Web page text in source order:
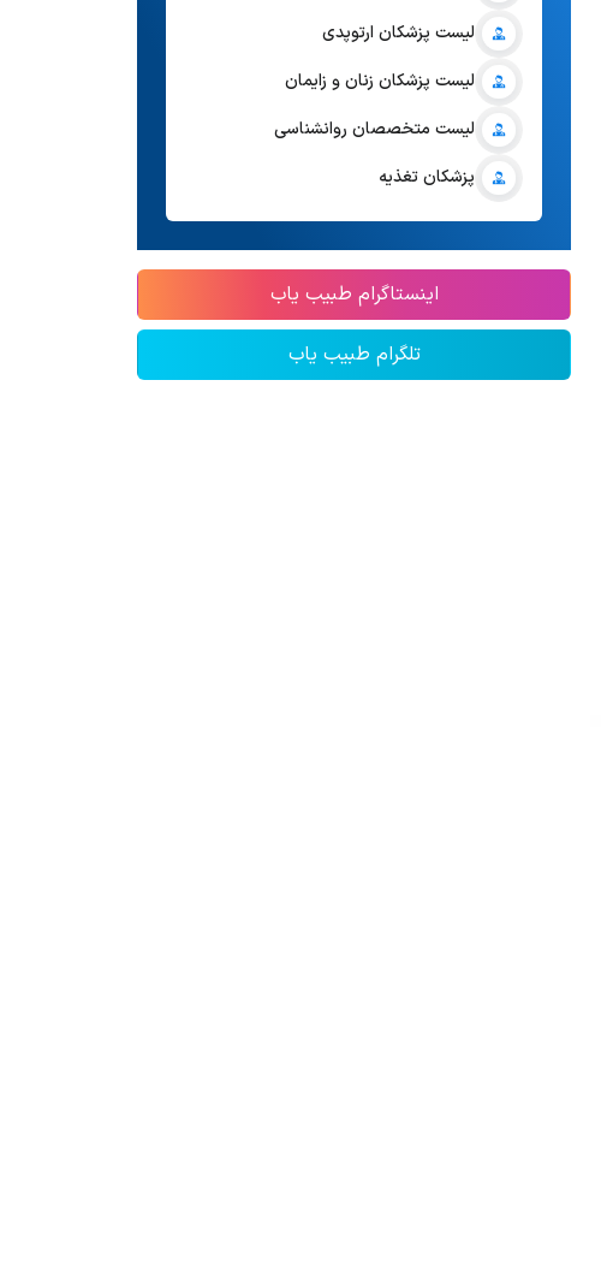
لیست پزشکان ارتوپدی
لیست پزشکان زنان و زایمان
لیست متخصصان روانشناسی
پزشکان تغذیه
اینستاگرام طبیب یاب
تلگرام طبیب یاب